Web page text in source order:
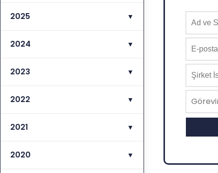
2025 ▼
2024 ▼
2023 ▼
2022 ▼
2021 ▼
2020 ▼